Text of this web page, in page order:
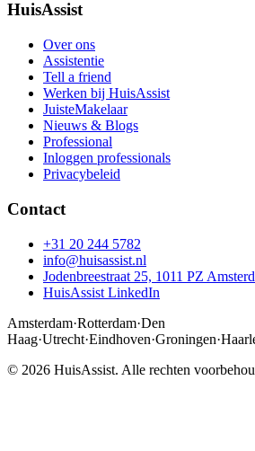
HuisAssist
Over ons
Assistentie
Tell a friend
Werken bij HuisAssist
JuisteMakelaar
Nieuws & Blogs
Professional
Inloggen professionals
Privacybeleid
Contact
+31 20 244 5782
info@huisassist.nl
Jodenbreestraat 25, 1011 PZ
HuisAssist LinkedIn
Amsterdam·Rotterdam·Den
Haag·Utrecht·Eindhoven·Groningen·
© 2026 HuisAssist. Alle rechten